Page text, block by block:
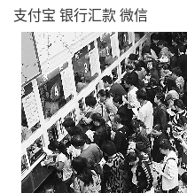
支付宝 银行汇款 微信